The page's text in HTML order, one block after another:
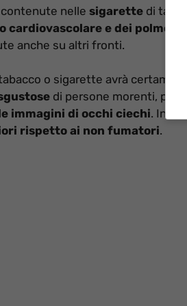
contenute nelle sigarette di
cardiovascolare e dei polmoni
anche su altri fronti.
o sigarette avrà
di persone morenti,
immagini di occhi ciechi.
rispetto ai non fumatori.